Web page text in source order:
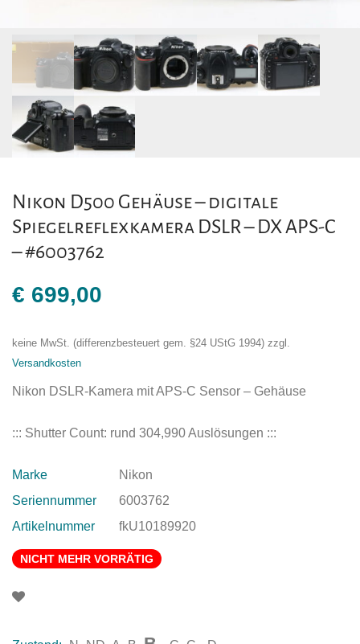
Nikon D500 Gehäuse – digitale
Spiegelreflexkamera DSLR – DX APS-C
– #6003762
€ 699,00
keine MwSt. (differenzbesteuert gem. §24 UStG 1994) zzgl.
Versandkosten
Nikon DSLR-Kamera mit APS-C Sensor – Gehäuse
::: Shutter Count: rund 304,990 Auslösungen :::
Marke
Nikon
Seriennummer
6003762
Artikelnummer
fkU10189920
NICHT MEHR VORRÄTIG